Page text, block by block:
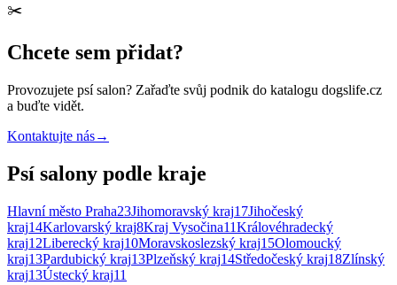
✂️
Chcete sem přidat?
Provozujete psí salon? Zařaďte svůj podnik do katalogu dogslife.cz
a buďte vidět.
Kontaktujte nás→
Psí salony podle kraje
Hlavní město Praha23Jihomoravský kraj17Jihočeský
kraj14Karlovarský kraj8Kraj Vysočina11Královéhradecký
kraj12Liberecký kraj10Moravskoslezský kraj15Olomoucký
kraj13Pardubický kraj13Plzeňský kraj14Středočeský kraj18Zlínský
kraj13Ústecký kraj11